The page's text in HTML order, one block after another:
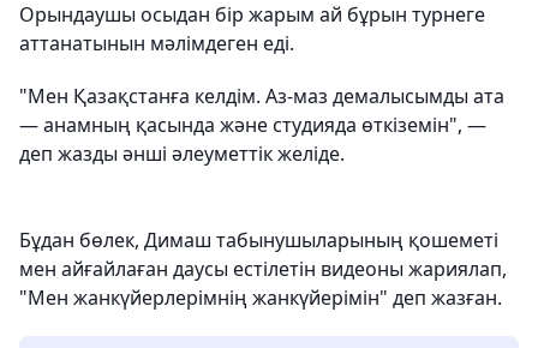
Орындаушы осыдан бір жарым ай бұрын турнеге
аттанатынын мәлімдеген еді.
"Мен Қазақстанға келдім. Аз-маз демалысымды ата
— анамның қасында жəне студияда өткіземін", —
деп жазды әнші әлеуметтік желіде.
Бұдан бөлек, Димаш табынушыларының қошеметі
мен айғайлаған даусы естілетін видеоны жариялап,
"Мен жанкүйерлерімнің жанкүйерімін" деп жазған.